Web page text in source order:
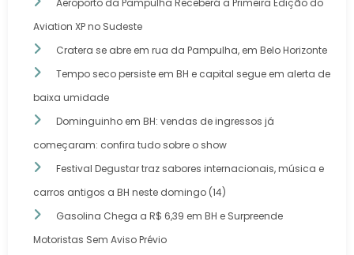
Aeroporto da Pampulha Receberá a Primeira Edição do
Aviation XP no Sudeste
Cratera se abre em rua da Pampulha, em Belo Horizonte
Tempo seco persiste em BH e capital segue em alerta de
baixa umidade
Dominguinho em BH: vendas de ingressos já
começaram: confira tudo sobre o show
Festival Degustar traz sabores internacionais, música e
carros antigos a BH neste domingo (14)
Gasolina Chega a R$ 6,39 em BH e Surpreende
Motoristas Sem Aviso Prévio